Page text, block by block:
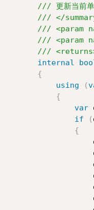
/// 更新当前单
/// </
/// <param
/// <param
///
internal
{
using
(
{
var
if
(
{